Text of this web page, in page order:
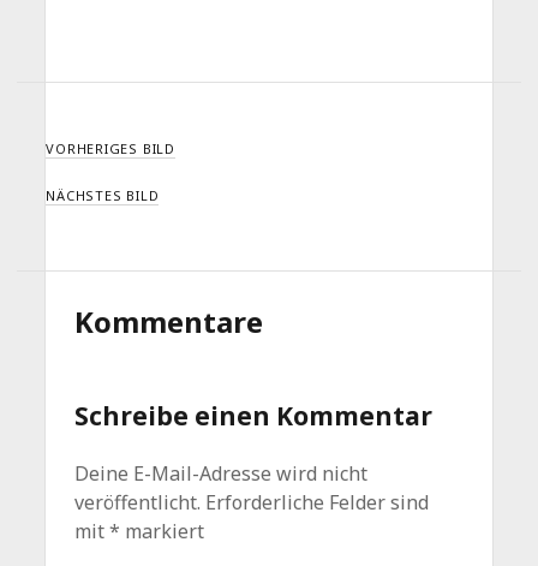
VORHERIGES BILD
NÄCHSTES BILD
Kommentare
Schreibe einen Kommentar
Deine E-Mail-Adresse wird nicht
veröffentlicht. Erforderliche Felder sind
mit* markiert